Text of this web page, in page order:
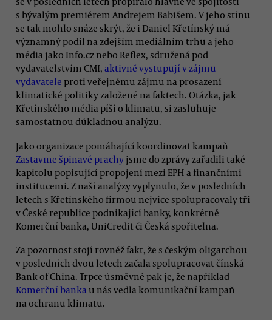
s bývalým premiérem Andrejem Babišem. V jeho stínu
se tak mohlo snáze skrýt, že i Daniel Křetínský má
významný podíl na zdejším mediálním trhu a jeho
média jako Info.cz nebo Reflex, sdružená pod
vydavatelstvím CMI, aktivně vystupují v zájmu
vydavatele proti veřejnému zájmu na prosazení
klimatické politiky založené na faktech. Otázka, jak
Křetínského média píší o klimatu, si zasluhuje
samostatnou důkladnou analýzu.
Jako organizace pomáhající koordinovat kampaň
Zastavme špinavé prachy jsme do zprávy zařadili také
kapitolu popisující propojení mezi EPH a finančními
institucemi. Z naší analýzy vyplynulo, že v posledních
letech s Křetínského firmou nejvíce spolupracovaly tři
v České republice podnikající banky, konkrétně
Komerční banka, UniCredit či Česká spořitelna.
Za pozornost stojí rovněž fakt, že s českým oligarchou
v posledních dvou letech začala spolupracovat čínská
Bank of China. Trpce úsměvné pak je, že například
Komerční banka u nás vedla komunikační kampaň
na ochranu klimatu.